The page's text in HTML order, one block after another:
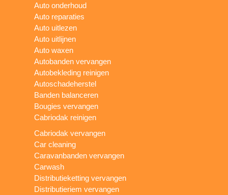
Auto onderhoud
Auto reparaties
Auto uitlezen
Auto uitlijnen
Auto waxen
Autobanden vervangen
Autobekleding reinigen
Autoschadeherstel
Banden balanceren
Bougies vervangen
Cabriodak reinigen
Cabriodak vervangen
Car cleaning
Caravanbanden vervangen
Carwash
Distributieketting vervangen
Distributieriem vervangen